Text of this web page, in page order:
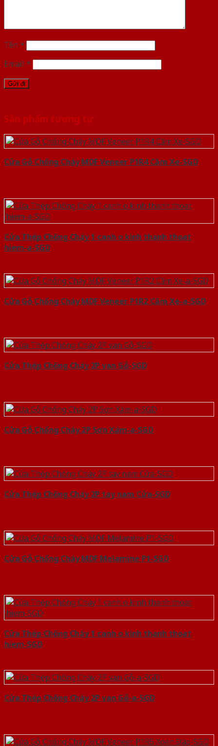
Tên *
Email *
Sản phẩm tương tự
Cửa Gỗ Chống Cháy MDF Veneer P1R4 Căm Xe-SGD
Cửa Thép Chống Cháy 1 canh o kinh thanh thoat
hiem-a-SGD
Cửa Gỗ Chống Cháy MDF Veneer P1R2 Căm Xe-a-SGD
Cửa Thép Chống Cháy 2P van Gỗ-SGD
Cửa Gỗ Chống Cháy 2P Sơn Xám-a-SGD
Cửa Thép Chống Cháy 2P tay nam Cửa-SGD
Cửa Gỗ Chống Cháy MDF Melamine P1-SGD
Cửa Thép Chống Cháy 1 canh o kinh thanh thoat
hiem-SGD
Cửa Thép Chống Cháy 2P van Gỗ-a-SGD